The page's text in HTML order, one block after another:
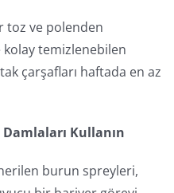
toz ve polenden
kolay temizlenebilen
çarşafları haftada en az
Kullanın
burun spreyleri,